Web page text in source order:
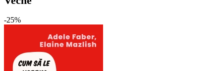
-25%